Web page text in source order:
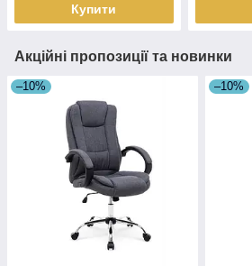
Купити
Акційні пропозиції та новинки
–10% –10%